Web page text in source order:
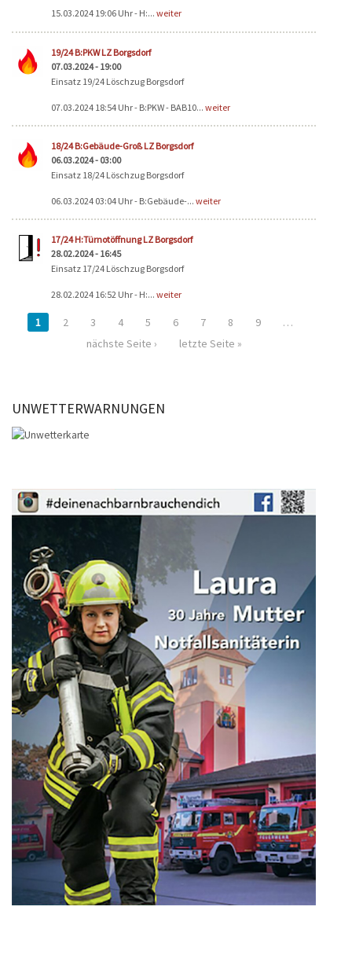
15.03.2024 19:06 Uhr - H:... weiter
19/24 B:PKW LZ Borgsdorf
07.03.2024 - 19:00
Einsatz 19/24 Löschzug Borgsdorf
07.03.2024 18:54 Uhr - B:PKW - BAB10... weiter
18/24 B:Gebäude-Groß LZ Borgsdorf
06.03.2024 - 03:00
Einsatz 18/24 Löschzug Borgsdorf
06.03.2024 03:04 Uhr - B:Gebäude-... weiter
17/24 H:Türnotöffnung LZ Borgsdorf
28.02.2024 - 16:45
Einsatz 17/24 Löschzug Borgsdorf
28.02.2024 16:52 Uhr - H:... weiter
1 2 3 4 5 6 7 8 9
…
nächste Seite ›
letzte Seite »
UNWETTERWARNUNGEN